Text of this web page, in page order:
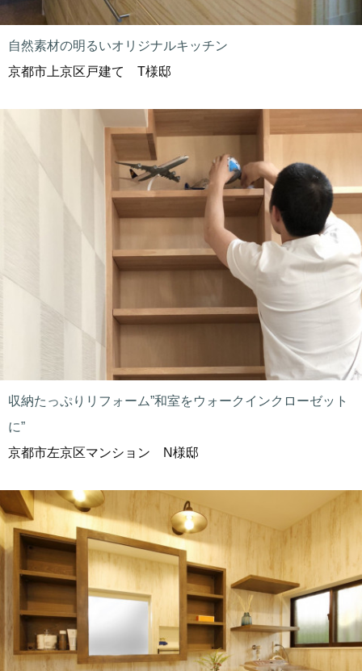
自然素材の明るいオリジナルキッチン
京都市上京区戸建て T様邸
収納たっぷりリフォーム”和室をウォークインクローゼット
に”
京都市左京区マンション N様邸